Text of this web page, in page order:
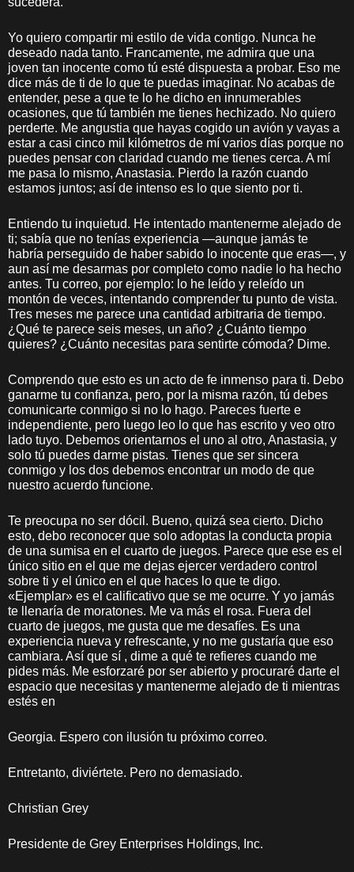
Yo quiero compartir mi estilo de vida contigo. Nunca he
deseado nada tanto. Francamente, me admira que una
joven tan inocente como tú esté dispuesta a probar. Eso me
dice más de ti de lo que te puedas imaginar. No acabas de
entender, pese a que te lo he dicho en innumerables
ocasiones, que tú también me tienes hechizado. No quiero
perderte. Me angustia que hayas cogido un avión y vayas a
estar a casi cinco mil kilómetros de mí varios días porque no
puedes pensar con claridad cuando me tienes cerca. A mí
me pasa lo mismo, Anastasia. Pierdo la razón cuando
estamos juntos; así de intenso es lo que siento por ti.
Entiendo tu inquietud. He intentado mantenerme alejado de
ti; sabía que no tenías experiencia —aunque jamás te
habría perseguido de haber sabido lo inocente que eras—, y
aun así me desarmas por completo como nadie lo ha hecho
antes. Tu correo, por ejemplo: lo he leído y releído un
montón de veces, intentando comprender tu punto de vista.
Tres meses me parece una cantidad arbitraria de tiempo.
¿Qué te parece seis meses, un año? ¿Cuánto tiempo
quieres? ¿Cuánto necesitas para sentirte cómoda? Dime.
Comprendo que esto es un acto de fe inmenso para ti. Debo
ganarme tu confianza, pero, por la misma razón, tú debes
comunicarte conmigo si no lo hago. Pareces fuerte e
independiente, pero luego leo lo que has escrito y veo otro
lado tuyo. Debemos orientarnos el uno al otro, Anastasia, y
solo tú puedes darme pistas. Tienes que ser sincera
conmigo y los dos debemos encontrar un modo de que
nuestro acuerdo funcione.
Te preocupa no ser dócil. Bueno, quizá sea cierto. Dicho
esto, debo reconocer que solo adoptas la conducta propia
de una sumisa en el cuarto de juegos. Parece que ese es el
único sitio en el que me dejas ejercer verdadero control
sobre ti y el único en el que haces lo que te digo.
«Ejemplar» es el calificativo que se me ocurre. Y yo jamás
te llenaría de moratones. Me va más el rosa. Fuera del
cuarto de juegos, me gusta que me desafíes. Es una
experiencia nueva y refrescante, y no me gustaría que eso
cambiara. Así que sí , dime a qué te refieres cuando me
pides más. Me esforzaré por ser abierto y procuraré darte el
espacio que necesitas y mantenerme alejado de ti mientras
estés en
Georgia. Espero con ilusión tu próximo correo.
Entretanto, diviértete. Pero no demasiado.
Christian Grey
Presidente de Grey Enterprises Holdings, Inc.